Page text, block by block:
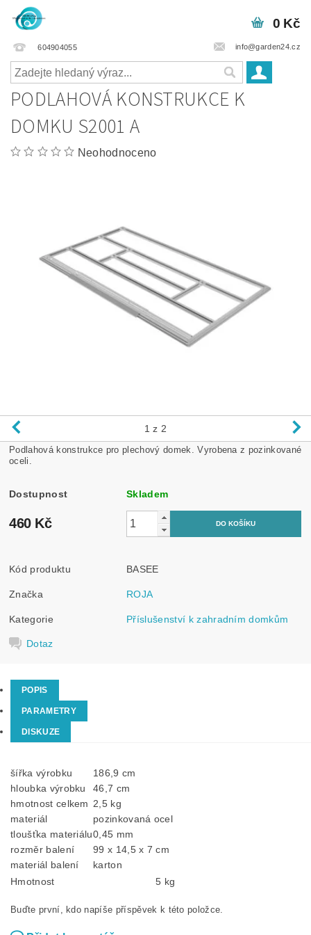
604904055 info@garden24.cz
0 Kč
PODLAHOVÁ KONSTRUKCE K
DOMKU S2001 A
Neohodnoceno
1 z 2
Podlahová konstrukce pro plechový domek. Vyrobena z pozinkované
oceli.
Dostupnost Skladem
460 Kč
Kód produktu BASEE
Značka ROJA
Kategorie Příslušenství k zahradním domkům
Dotaz
POPIS
PARAMETRY
DISKUZE
šířka výrobku
186,9 cm
hloubka výrobku
46,7 cm
hmotnost celkem 2,5 kg
materiál
pozinkovaná ocel
tloušťka materiálu0,45 mm
rozměr balení
99 x 14,5 x 7 cm
materiál balení
karton
Hmotnost
5 kg
Buďte první, kdo napíše příspěvek k této položce.